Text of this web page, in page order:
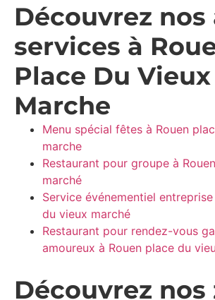
Découvrez nos
services à
Place Du Vieux
Marche
Menu spécial fêtes à Rouen
marche
Restaurant pour groupe à
marché
Service événementiel
du vieux marché
Restaurant pour rendez-vous
amoureux à Rouen place du
Découvrez nos